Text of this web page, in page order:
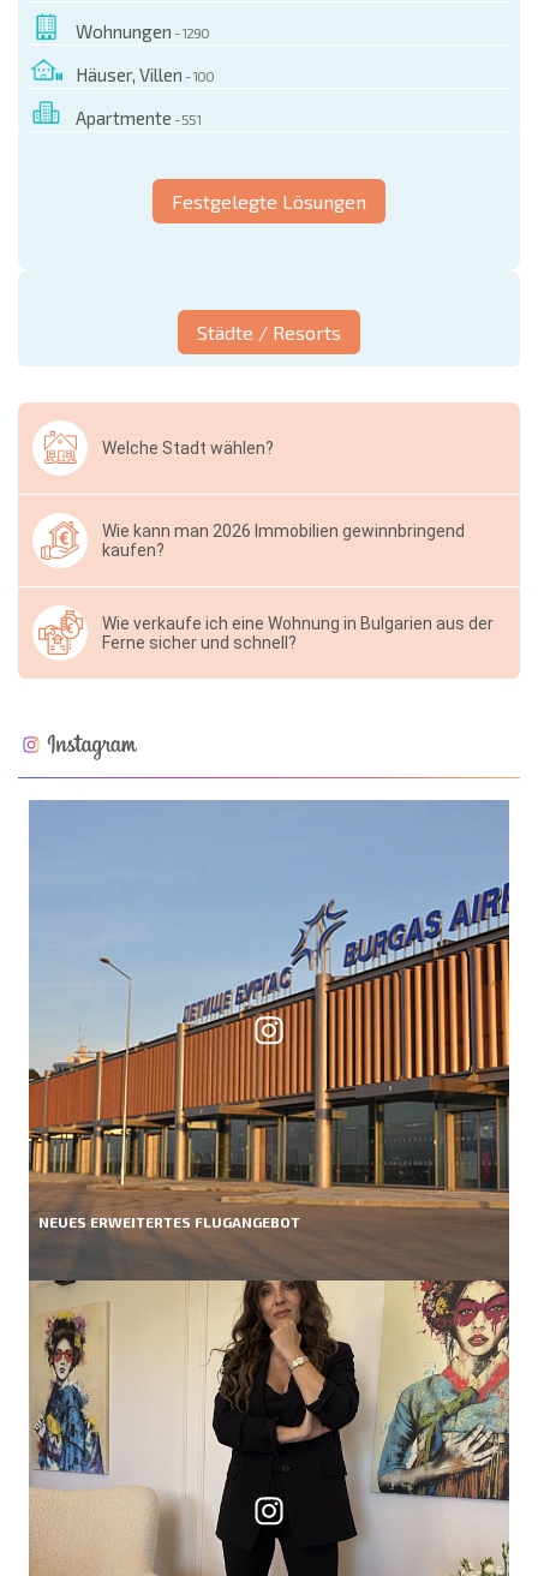
Wohnungen - 1290
Häuser, Villen - 100
Apartmente - 551
Festgelegte Lösungen
Städte / Resorts
Welche Stadt wählen?
Wie kann man 2026 Immobilien gewinnbringend
kaufen?
Wie verkaufe ich eine Wohnung in Bulgarien aus der
Ferne sicher und schnell?
NEUES ERWEITERTES FLUGANGEBOT